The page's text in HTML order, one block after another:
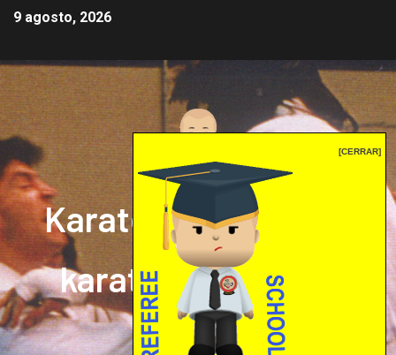
[CERRAR]
9 agosto, 2026
Karate mrprepor: el
karate en internet
El karate en internet